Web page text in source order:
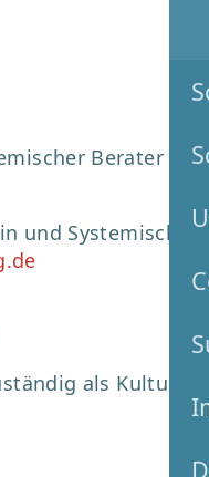
Berater §8a
und Systemische
als